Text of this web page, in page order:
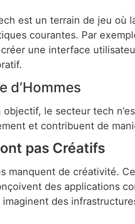
est un terrain de jeu
courantes. Par
une interface
d’Hommes
le secteur tech
et contribuent de
pas Créatifs
manquent de créativité.
des applications
des